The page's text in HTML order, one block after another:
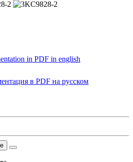
in PDF in english
в PDF на русском